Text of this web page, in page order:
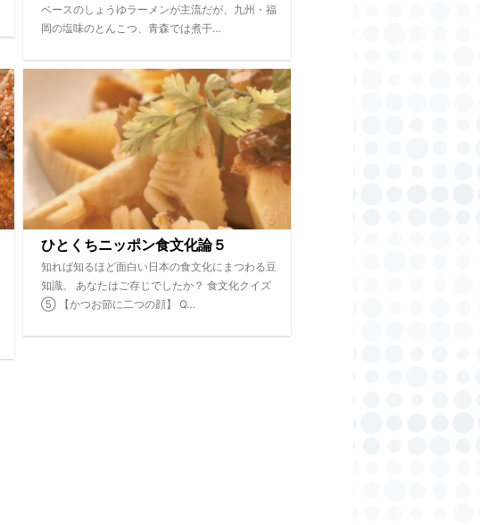
ベースのしょうゆラーメンが主流だが、九州・福
岡の塩味のとんこつ、青森では煮干…
ひとくちニッポン食文化論５
知れば知るほど面白い日本の食文化にまつわる豆
知識。 あなたはご存じでしたか？ 食文化クイズ
⑤ 【かつお節に二つの顔】 Q…